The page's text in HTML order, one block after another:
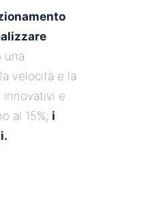
una
velocità e la
innovativi e
al 15%; i